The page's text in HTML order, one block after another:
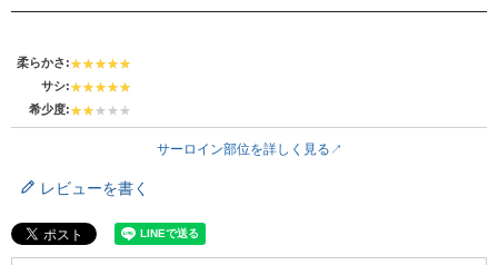
柔らかさ:
サシ:
希少度:
サーロイン部位を詳しく見る
レビューを書く